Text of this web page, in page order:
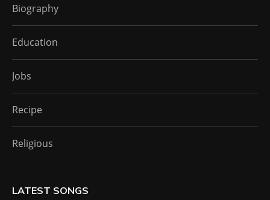
Biography
Education
Jobs
Recipe
Religious
LATEST SONGS